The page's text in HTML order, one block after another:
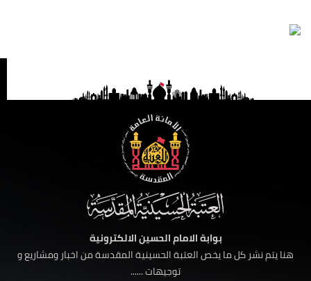
بوابة الامام الحسين الالكترونية
هنا يتم نشر كل ما يخص العتبة الحسينية المقدسة من اخبار ومشاريع و
توجيهات ......